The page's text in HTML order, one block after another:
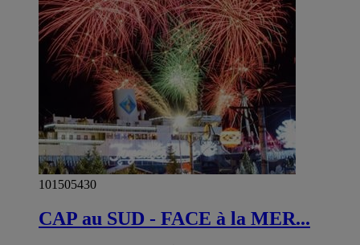
101505430
CAP au SUD - FACE à la MER...